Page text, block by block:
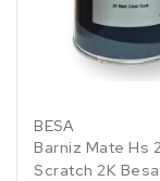
BESA
Barniz Mate Hs
Scratch 2K